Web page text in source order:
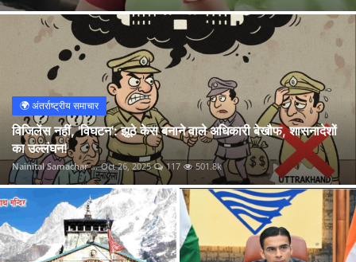
मुख्यमंत्री धामी ने शहरी विकास की नई योजनाओं का ऐलान और लोकार्पण किया
पटेलनगर पुलिस की तत्परता से संवेदनशील स्थिति पर नियंत्रण
THDC इंडिया लिमिटेड को स्वच्छता पखवाड़ा 2025 के दौरान उत्कृष्ट पहलों के लिए सम्मानित किया गया
उत्तरकाशी: पत्रकार राजीव प्रताप का शव जोशियाड़ा बैराज से बरामद, रहस्यमयी मौत पर कई सवाल खड़े
विजिलेंस नहीं, 'विघटन': झूठे केस बनाने वाले अधिकारी बेखौफ, शासनादेशों का उल्लंघन!
Uttarakhand: चारधाम यात्रा में श्रद्धालुओं की संख्या ने तोड़े पिछले सारे रिकॉर्ड
🌍 अंतर्राष्ट्रीय समाचार
विजिलेंस नहीं, 'विघटन': झूठे केस बनाने वाले अधिकारी बेखौफ, शासनादेशों
का उल्लंघन!
Nainital Samachar ... Oct 26, 2025 117 501.8k